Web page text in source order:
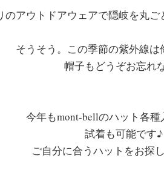
のアウトドアウェアで隠岐を丸ご
そうそう。この季節の紫外線は
帽子もどうぞお忘れ
今年もmont-bellのハット各種
試着も可能です♪
ご自分に合うハットをお探